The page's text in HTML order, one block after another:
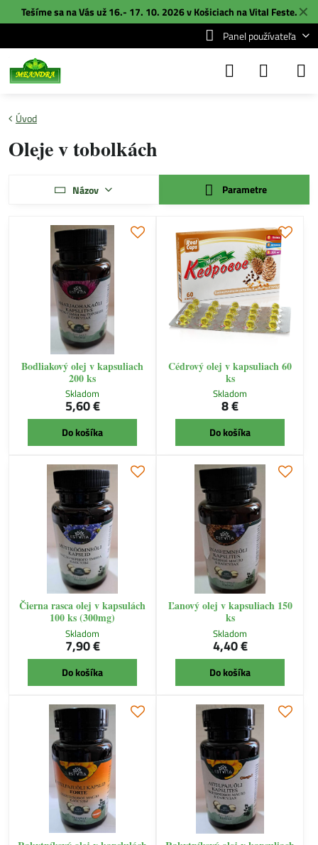
✕
Tešíme sa na Vás už 16.- 17. 10. 2026 v Košiciach naVital Feste.
Panel používateľa
Úvod
Oleje v tobolkách
Názov Parametre
Bodliakový olej v kapsuliach
200 ks
Skladom
5,60 €
Do košíka
Cédrový olej v kapsuliach 60
ks
Skladom
8 €
Do košíka
Čierna rasca olej v kapsulách
100 ks (300mg)
Skladom
7,90 €
Do košíka
Ľanový olej v kapsuliach 150
ks
Skladom
4,40 €
Do košíka